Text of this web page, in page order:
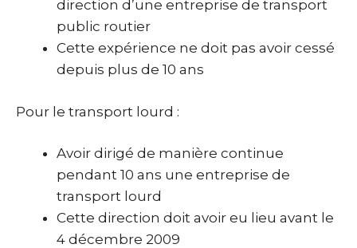
direction d’une entreprise de transport
public routier
Cette expérience ne doit pas avoir cessé
depuis plus de 10 ans
Pour le transport lourd :
Avoir dirigé de manière continue
pendant 10 ans une entreprise de
transport lourd
Cette direction doit avoir eu lieu avant le
4 décembre 2009